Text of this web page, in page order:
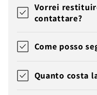
Vorrei
contattare?
Come posso
Quanto costa